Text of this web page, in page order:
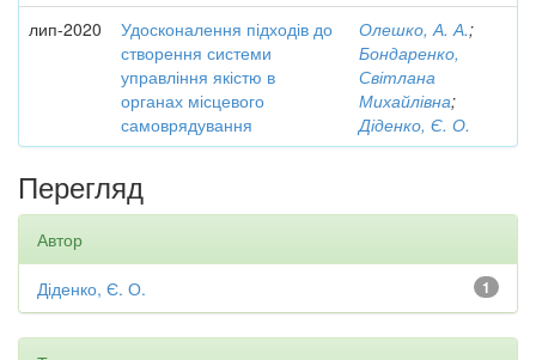
лип-2020
Удосконалення підходів до
створення системи
управління якістю в
органах місцевого
самоврядування
Олешко, А. А.;
Бондаренко,
Світлана
Михайлівна;
Діденко, Є. О.
Перегляд
Автор
1
Діденко, Є. О.